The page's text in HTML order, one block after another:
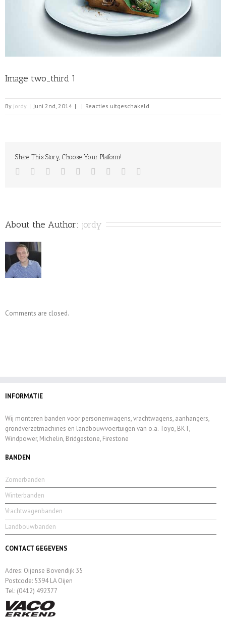
Image two_third 1
By jordy | juni 2nd, 2014 | | Reacties uitgeschakeld
Image
Share This Story, Choose Your Platform!
About the Author: jordy
Comments are closed.
INFORMATIE
Wij monteren banden voor personenwagens, vrachtwagens, aanhangers,
grondverzetmachines en landbouwvoertuigen van o.a. Toyo, BKT,
Windpower, Michelin, Bridgestone, Firestone
BANDEN
Zomerbanden
Winterbanden
Vrachtwagenbanden
Landbouwbanden
CONTACT GEGEVENS
Adres: Oijense Bovendijk 35
Postcode: 5394 LA Oijen
Tel: (0412) 492377